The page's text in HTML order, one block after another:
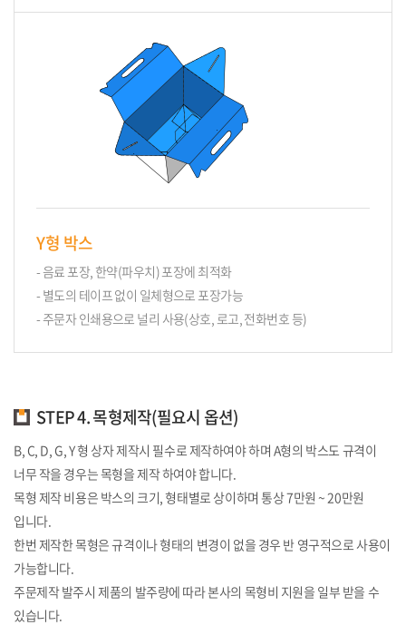
Y형 박스
- 음료 포장, 한약(파우치) 포장에 최적화
- 별도의 테이프 없이 일체형으로 포장가능
- 주문자 인쇄용으로 널리 사용(상호, 로고, 전화번호 등)
STEP 4. 목형제작(필요시 옵션)
B, C, D, G, Y 형 상자 제작시 필수로 제작하여야 하며 A형의 박스도 규격이
너무 작을 경우는 목형을 제작 하여야 합니다.
목형 제작 비용은 박스의 크기, 형태별로 상이하며 통상 7만원 ~ 20만원
입니다.
한번 제작한 목형은 규격이나 형태의 변경이 없을 경우 반 영구적으로 사용이
가능합니다.
주문제작 발주시 제품의 발주량에 따라 본사의 목형비 지원을 일부 받을 수
있습니다.